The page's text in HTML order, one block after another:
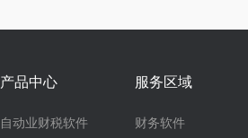
产品中心
自动业财税软件
服务区域
财务软件